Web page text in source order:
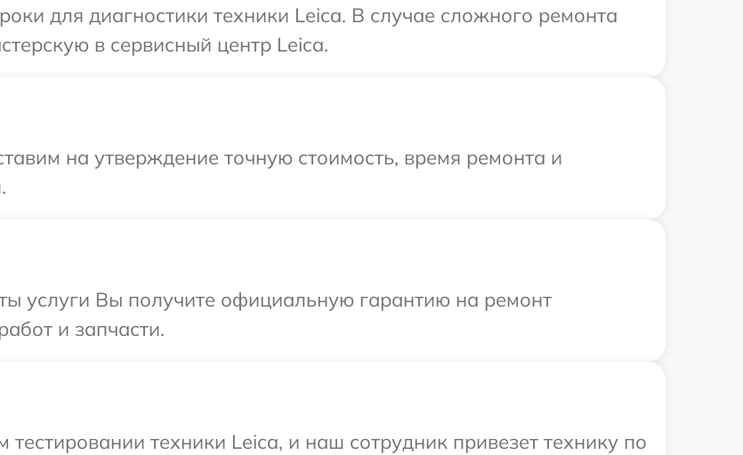
для диагностики техники Leica. В случае сложного ремонта
в сервисный центр Leica.
на утверждение точную стоимость, время ремонта и
услуги Вы получите официальную гарантию на ремонт
и запчасти.
техники Leica, и наш сотрудник привезет технику по